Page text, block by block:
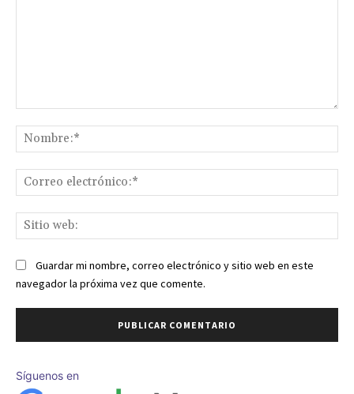
Guardar mi nombre, correo electrónico y sitio web en este
navegador la próxima vez que comente.
Síguenos en